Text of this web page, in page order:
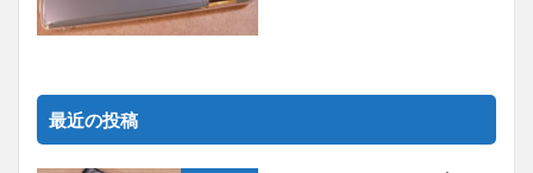
最近の投稿